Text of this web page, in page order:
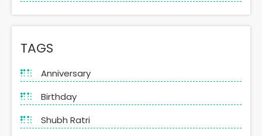
TAGS
Anniversary
Birthday
Shubh Ratri